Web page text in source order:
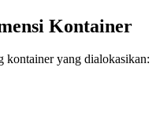
Kontainer
kontainer yang dialokasikan: